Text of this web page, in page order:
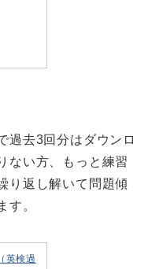
過去3回分はダウンロ
ない方、もっと練習
り返し解いて問題傾
す。
英検過